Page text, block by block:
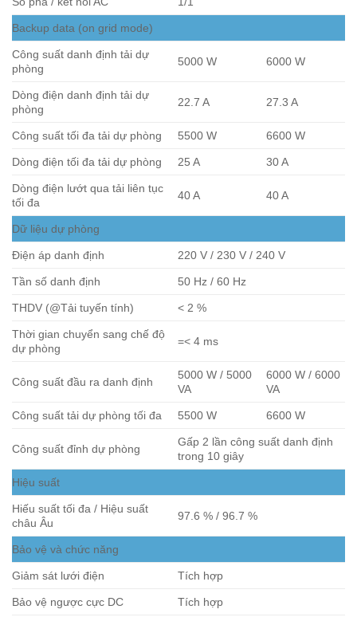
Backup data (on grid mode)
Công suất danh định tải dự
phòng
5000 W 6000 W
Dòng điện danh định tải dự
phòng
22.7 A 27.3 A
Công suất tối đa tải dự phòng 5500 W 6600 W
Dòng điện tối đa tải dự phòng 25 A 30 A
Dòng điện lướt qua tải liên tục
tối đa
40 A 40 A
Dữ liệu dự phòng
Điện áp danh định 220 V / 230 V / 240 V
Tần số danh định 50 Hz / 60 Hz
THDV (@Tải tuyến tính) < 2 %
Thời gian chuyển sang chế độ
dự phòng
=< 4 ms
Công suất đầu ra danh định
5000 W / 5000
VA
6000 W / 6000
VA
Công suất tải dự phòng tối đa 5500 W 6600 W
Công suất đỉnh dự phòng
Gấp 2 lần công suất danh định
trong 10 giây
Hiệu suất
Hiếu suất tối đa / Hiệu suất
châu Âu
97.6 % / 96.7 %
Bảo vệ và chức năng
Giảm sát lưới điện Tích hợp
Bảo vệ ngược cực DC Tích hợp